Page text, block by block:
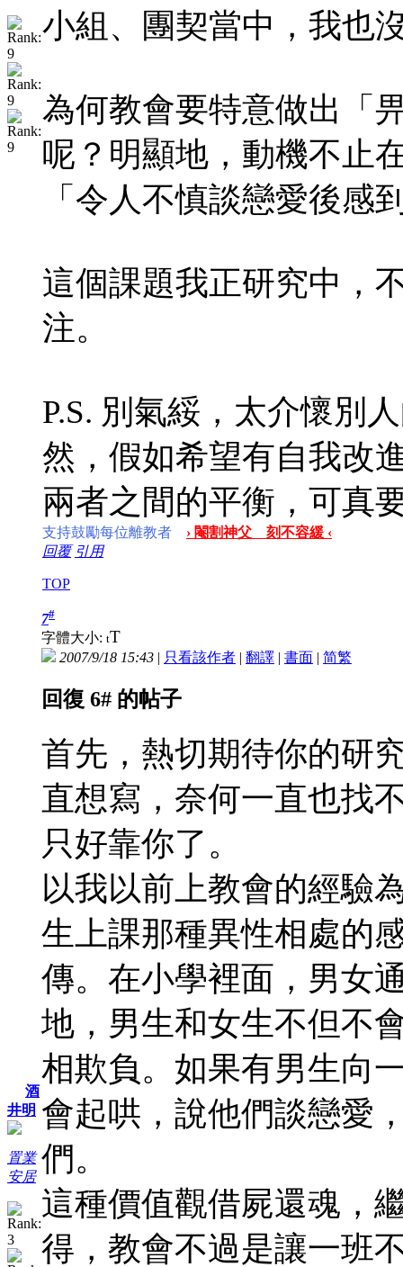
小組、團契當中，我也
為何教會要特意做出「
呢？明顯地，動機不止
「令人不慎談戀愛後感
這個課題我正研究中，
注。
P.S. 別氣綏，太介懷別
然，假如希望有自我改
兩者之間的平衡，可真
支持鼓勵每位離教者
› 閹割神父 刻不容緩 ‹
回覆 引用
TOP
酒
井明
置業
安居
7#
字體大小: tT
2007/9/18 15:43 | 只看該作者 | 翻譯 | 書面 | 简繁
回復 6# 的帖子
首先，熱切期待你的研
直想寫，奈何一直也找
只好靠你了。
以我以前上教會的經驗
生上課那種異性相處的
傳。在小學裡面，男女
地，男生和女生不但不
相欺負。如果有男生向
會起哄，說他們談戀愛
們。
這種價值觀借屍還魂，
得，教會不過是讓一班